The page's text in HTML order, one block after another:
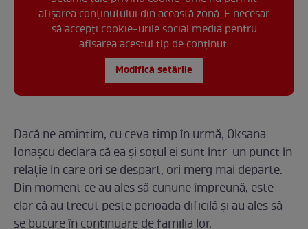
afișarea conținutului din această zonă. E necesar
să accepți cookie-urile social media pentru
afisarea acestui tip de conținut.
Modifică setările
Dacă ne amintim, cu ceva timp în urmă, Oksana
Ionașcu declara că ea și soțul ei sunt într-un punct în
relație în care ori se despart, ori merg mai departe.
Din moment ce au ales să cunune împreună, este
clar că au trecut peste perioada dificilă și au ales să
se bucure în continuare de familia lor.